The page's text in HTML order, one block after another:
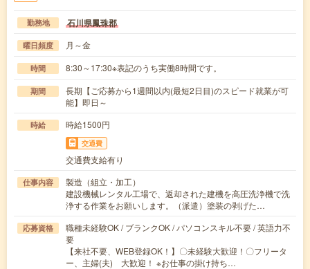
勤務地 石川県鳳珠郡
曜日頻度 月～金
時間 8:30～17:30※表記のうち実働8時間です。
期間
長期【ご応募から1週間以内(最短2日目)のスピード就業が可
能】即日～
時給 時給1500円
交通費
交通費支給有り
仕事内容
製造（組立・加工）
建設機械レンタル工場で、返却された建機を高圧洗浄機で洗
浄する作業をお願いします。（派遣）塗装の剥げた…
応募資格
職種未経験OK / ブランクOK / パソコンスキル不要 / 英語力不
要
【来社不要、WEB登録OK！】〇未経験大歓迎！〇フリータ
ー、主婦(夫) 大歓迎！ ※お仕事の掛け持ち…